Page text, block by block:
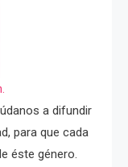
a difundir
para que cada
éste género.